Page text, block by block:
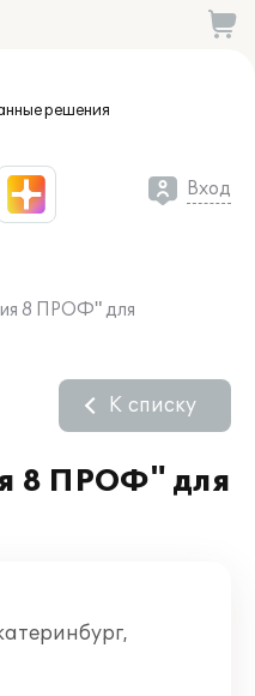
решения
Вход
8 ПРОФ" для
8 ПРОФ" для
К списку